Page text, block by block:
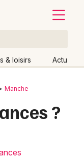
& loisirs Actu
Manche
?
moi
Effacer les dates